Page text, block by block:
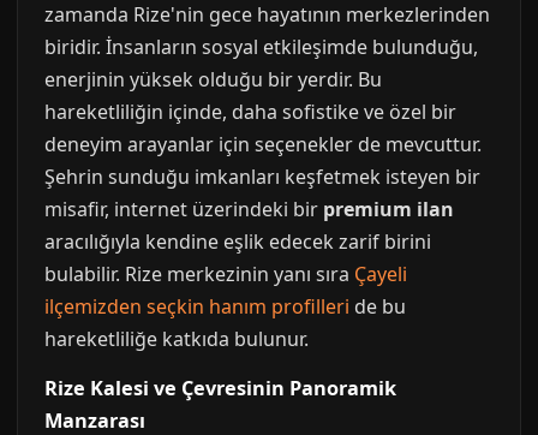
zamanda Rize'nin gece hayatının merkezlerinden
biridir. İnsanların sosyal etkileşimde bulunduğu,
enerjinin yüksek olduğu bir yerdir. Bu
hareketliliğin içinde, daha sofistike ve özel bir
deneyim arayanlar için seçenekler de mevcuttur.
Şehrin sunduğu imkanları keşfetmek isteyen bir
misafir, internet üzerindeki bir premium ilan
aracılığıyla kendine eşlik edecek zarif birini
bulabilir. Rize merkezinin yanı sıra Çayeli
ilçemizden seçkin hanım profilleri de bu
hareketliliğe katkıda bulunur.
Rize Kalesi ve Çevresinin Panoramik
Manzarası